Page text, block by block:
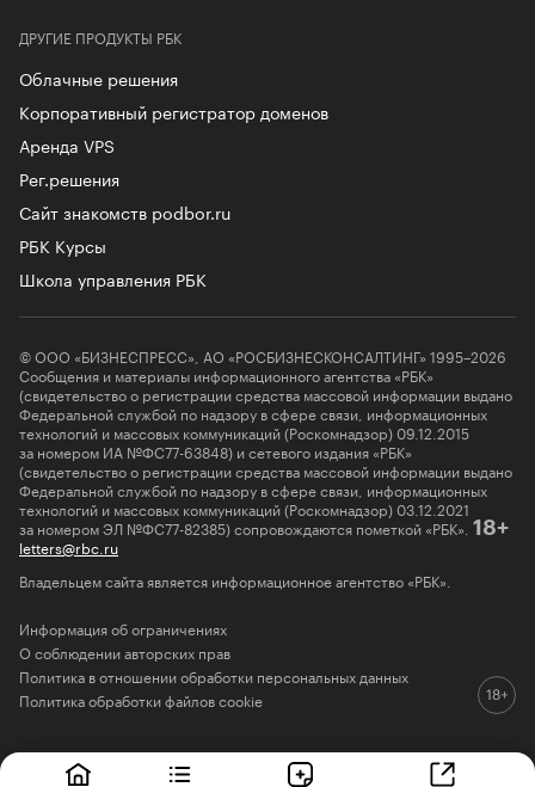
ДРУГИЕ ПРОДУКТЫ РБК
Облачные решения
Корпоративный регистратор доменов
Аренда VPS
Рег.решения
Сайт знакомств podbor.ru
РБК Курсы
Школа управления РБК
© ООО «БИЗНЕСПРЕСС», АО «РОСБИЗНЕСКОНСАЛТИНГ» 1995–2026
Сообщения и материалы информационного агентства «РБК»
(свидетельство о регистрации средства массовой информации выдано
Федеральной службой по надзору в сфере связи, информационных
технологий и массовых коммуникаций (Роскомнадзор) 09.12.2015
за номером ИА №ФС77-63848) и сетевого издания «РБК»
(свидетельство о регистрации средства массовой информации выдано
Федеральной службой по надзору в сфере связи, информационных
технологий и массовых коммуникаций (Роскомнадзор) 03.12.2021
за номером ЭЛ №ФС77-82385) сопровождаются пометкой «РБК». 18+
letters@rbc.ru
Владельцем сайта является информационное агентство «РБК».
Информация об ограничениях
О соблюдении авторских прав
Политика в отношении обработки персональных данных
Политика обработки файлов cookie